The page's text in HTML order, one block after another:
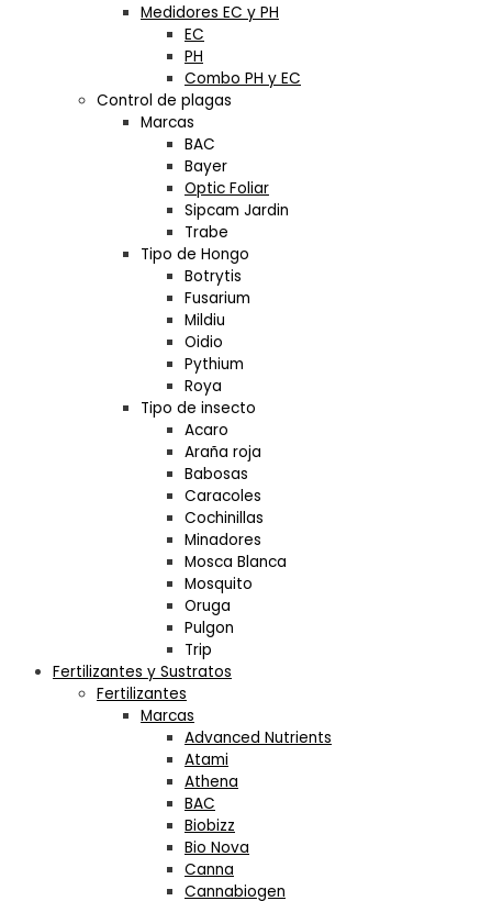
Medidores EC y PH
EC
PH
Combo PH y EC
Control de plagas
Marcas
BAC
Bayer
Optic Foliar
Sipcam Jardin
Trabe
Tipo de Hongo
Botrytis
Fusarium
Mildiu
Oidio
Pythium
Roya
Tipo de insecto
Acaro
Araña roja
Babosas
Caracoles
Cochinillas
Minadores
Mosca Blanca
Mosquito
Oruga
Pulgon
Trip
Fertilizantes y Sustratos
Fertilizantes
Marcas
Advanced Nutrients
Atami
Athena
BAC
Biobizz
Bio Nova
Canna
Cannabiogen